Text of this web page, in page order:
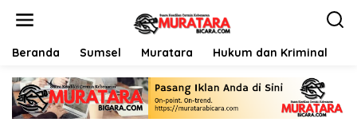
Beranda Sumsel Muratara Hukum dan Kriminal